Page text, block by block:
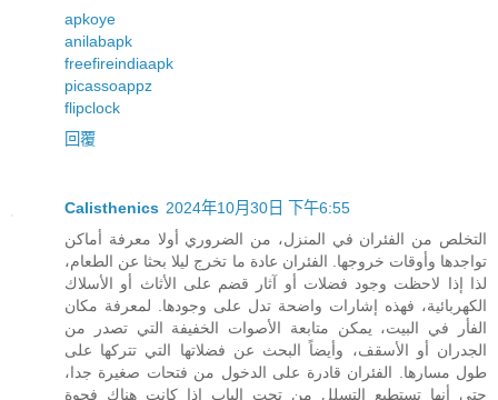
apkoye
anilabapk
freefireindiaapk
picassoappz
flipclock
回覆
Calisthenics 2024年10月30日 下午6:55
التخلص من الفئران في المنزل، من الضروري أولا معرفة أماكن
تواجدها وأوقات خروجها. الفئران عادة ما تخرج ليلا بحثا عن الطعام،
لذا إذا لاحظت وجود فضلات أو آثار قضم على الأثاث أو الأسلاك
الكهربائية، فهذه إشارات واضحة تدل على وجودها. لمعرفة مكان
الفأر في البيت، يمكن متابعة الأصوات الخفيفة التي تصدر من
الجدران أو الأسقف، وأيضاً البحث عن فضلاتها التي تتركها على
طول مسارها. الفئران قادرة على الدخول من فتحات صغيرة جدا،
حتى أنها تستطيع التسلل من تحت الباب إذا كانت هناك فجوة